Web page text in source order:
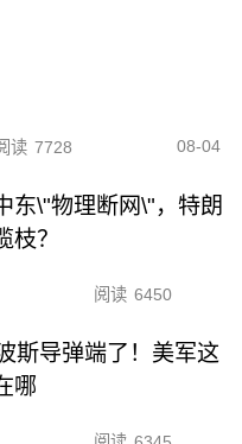
读 7728 08-04
东\"物理断网\"，特朗
枝？
阅读 6450
斯导弹端了！美军这
哪